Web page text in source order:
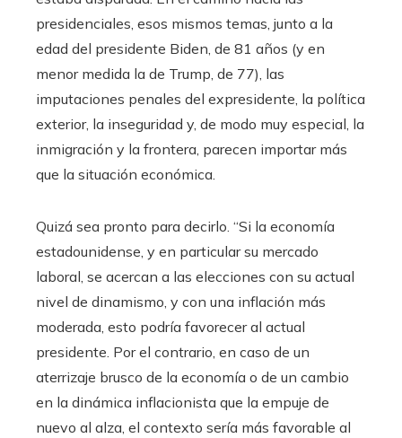
presidenciales, esos mismos temas, junto a la
edad del presidente Biden, de 81 años (y en
menor medida la de Trump, de 77), las
imputaciones penales del expresidente, la política
exterior, la inseguridad y, de modo muy especial, la
inmigración y la frontera, parecen importar más
que la situación económica.
Quizá sea pronto para decirlo. “Si la economía
estadounidense, y en particular su mercado
laboral, se acercan a las elecciones con su actual
nivel de dinamismo, y con una inflación más
moderada, esto podría favorecer al actual
presidente. Por el contrario, en caso de un
aterrizaje brusco de la economía o de un cambio
en la dinámica inflacionista que la empuje de
nuevo al alza, el contexto sería más favorable al